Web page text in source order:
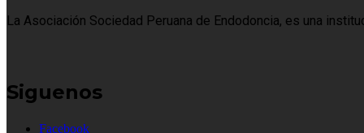
La Asociación Sociedad Peruana de Endodoncia, es una
Siguenos
Facebook